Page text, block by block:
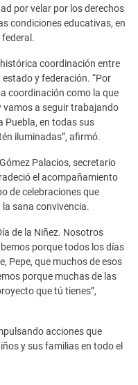
por velar por los derechos
condiciones educativas, en
coordinación entre
y federación. “Por
coordinación como la que
vamos a seguir trabajando
Puebla, en todas sus
iluminadas”, afirmó.
Palacios, secretario
el acompañamiento
de celebraciones que
sana convivencia.
de la Niñez. Nosotros
porque todos los días
Pepe, que muchos de esos
porque muchas de las
que tú tienes”,
acciones que
y sus familias en todo el